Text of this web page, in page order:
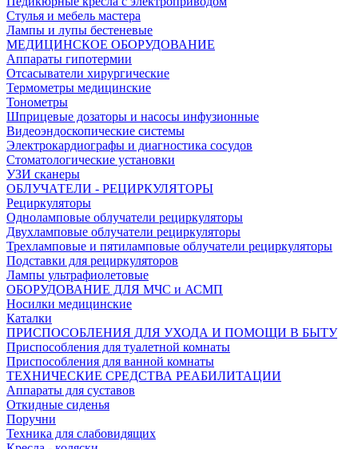
Стулья и мебель мастера
Лампы и лупы бестеневые
МЕДИЦИНСКОЕ ОБОРУДОВАНИЕ
Аппараты гипотермии
Отсасыватели хирургические
Термометры медицинские
Тонометры
Шприцевые дозаторы и насосы инфузионные
Видеоэндоскопические системы
Электрокардиографы и диагностика сосудов
Стоматологические установки
УЗИ сканеры
ОБЛУЧАТЕЛИ - РЕЦИРКУЛЯТОРЫ
Рециркуляторы
Одноламповые облучатели рециркуляторы
Двухламповые облучатели рециркуляторы
Трехламповые и пятиламповые облучатели рециркуляторы
Подставки для рециркуляторов
Лампы ультрафиолетовые
ОБОРУДОВАНИЕ ДЛЯ МЧС и АСМП
Носилки медицинские
Каталки
ПРИСПОСОБЛЕНИЯ ДЛЯ УХОДА И ПОМОЩИ В БЫТУ
Приспособления для туалетной комнаты
Приспособления для ванной комнаты
ТЕХНИЧЕСКИЕ СРЕДСТВА РЕАБИЛИТАЦИИ
Аппараты для суставов
Откидные сиденья
Поручни
Техника для слабовидящих